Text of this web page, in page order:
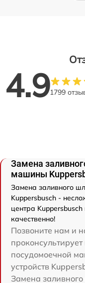
4.91799
Замена
машины
Замена заливного
Kuppersbusch -
центра
качественно!
Позвоните нам и
посудомоечной
устройств
Замена